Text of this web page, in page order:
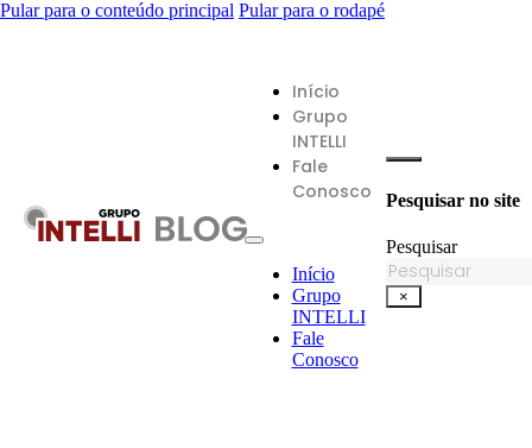
Pular para o conteúdo principal Pular para o rodapé
Início
Grupo
INTELLI
Fale
Conosco
Início
Grupo
INTELLI
Fale
Conosco
Pesquisar no site
Pesquisar
×